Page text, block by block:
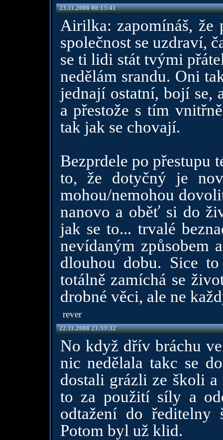
23.11.2008 00:13:41
Airilka: zapomínáš, že
společnost se uzdraví,
se ti lidi stát tvými
nedělám srandu. Oni
jednají ostatní, bojí se,
a přestože s tím
tak jak se chovají.
Bezprdele po přestupu
to, že dotyčný je
mohou/nemohou
nanovo a oběť si do
jak se to... trvalé
nevídaným způsobem
dlouhou dobu. Sice
totálně zamíchá se
drobné věci, ale ne
rever
22.11.2008 23:33:32
No když dřív bráchu
nic nedělala takc se
dostali grázli ze školi
to za použití síly a
odtažení do
Potom byl už klid.